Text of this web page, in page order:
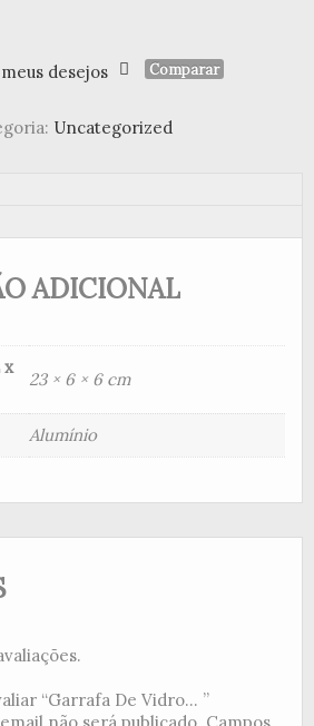
desejos Comparar
Uncategorized
ADICIONAL
x
23 × 6 × 6 cm
Alumínio
“Garrafa De Vidro... ”
não será publicado. Campos